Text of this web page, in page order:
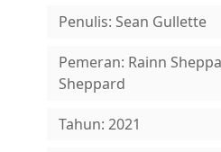
Penulis: Sean Gullette
Pemeran: Rainn
Sheppard
Tahun: 2021